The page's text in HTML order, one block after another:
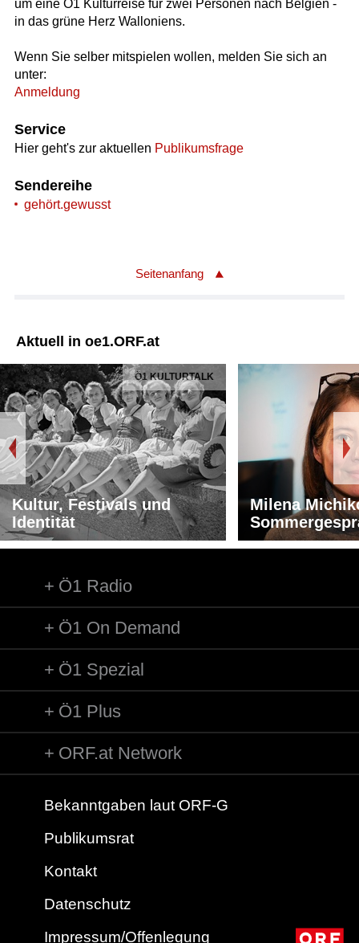
um eine Ö1 Kulturreise für zwei Personen nach Belgien -
in das grüne Herz Walloniens.
Wenn Sie selber mitspielen wollen, melden Sie sich an
unter:
Anmeldung
Service
Hier geht's zur aktuellen Publikumsfrage
Sendereihe
gehört.gewusst
Seitenanfang
Aktuell in oe1.ORF.at
Ö1 KULTURTALK
Kultur, Festivals und
Identität
Milena
Ö1 Radio
Ö1 On Demand
Ö1 Spezial
Ö1 Plus
ORF.at Network
Bekanntgaben laut ORF-G
Publikumsrat
Kontakt
Datenschutz
Impressum/Offenlegung